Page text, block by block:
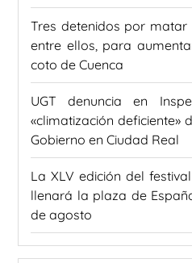
Tres detenidos por matar
entre ellos, para
coto de Cuenca
UGT denuncia en
«climatización deficiente»
Gobierno en Ciudad Real
La XLV edición del
llenará la plaza de
de agosto